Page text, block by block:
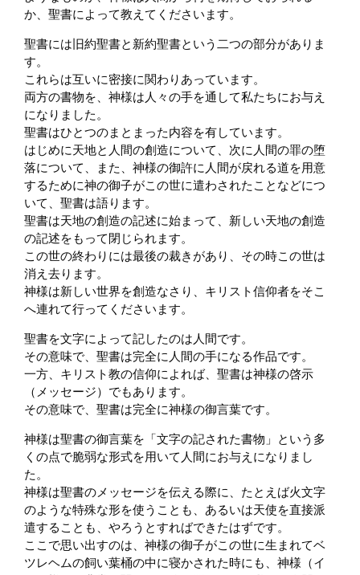
か、聖書によって教えてくださいます。
聖書には旧約聖書と新約聖書という二つの部分がありま
す。
これらは互いに密接に関わりあっています。
両方の書物を、神様は人々の手を通して私たちにお与え
になりました。
聖書はひとつのまとまった内容を有しています。
はじめに天地と人間の創造について、次に人間の罪の堕
落について、また、神様の御許に人間が戻れる道を用意
するために神の御子がこの世に遣わされたことなどにつ
いて、聖書は語ります。
聖書は天地の創造の記述に始まって、新しい天地の創造
の記述をもって閉じられます。
この世の終わりには最後の裁きがあり、その時この世は
消え去ります。
神様は新しい世界を創造なさり、キリスト信仰者をそこ
へ連れて行ってくださいます。
聖書を文字によって記したのは人間です。
その意味で、聖書は完全に人間の手になる作品です。
一方、キリスト教の信仰によれば、聖書は神様の啓示
（メッセージ）でもあります。
その意味で、聖書は完全に神様の御言葉です。
神様は聖書の御言葉を「文字の記された書物」という多
くの点で脆弱な形式を用いて人間にお与えになりまし
た。
神様は聖書のメッセージを伝える際に、たとえば火文字
のような特殊な形を使うことも、あるいは天使を直接派
遣することも、やろうとすればできたはずです。
ここで思い出すのは、神様の御子がこの世に生まれてベ
ツレヘムの飼い葉桶の中に寝かされた時にも、神様（イ